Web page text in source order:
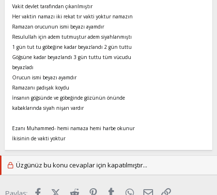
Vakit devlet tarafından çıkarılmıştır
Her vaktin namazı iki rekat tır vakti yoktur namazın
Ramazan orucunun ismi beyazı ayamdır
Resulullah için adem tutmuştur adem siyahlanmıştı
1 gün tut tu göbeğine kadar beyazlandı 2 gün tuttu
Göğsüne kadar beyazlandı 3 gün tuttu tüm vücudu
beyazladı
Orucun ismi beyazı ayamdır
Ramazanı padışak koydu
İnsanın göğsünde ve göbeğinde gözünün önünde
kabaklarında siyah nişan vardır
Ezanı Muhammed- hemi namaza hemi harbe okunur
İkisinin de vakti yoktur
Üzgünüz bu konu cevaplar için kapatılmıştır...
Paylaş: FacebookX (Twitter)
Reddit Pinterest
Tumblr WhatsApp
E-posta